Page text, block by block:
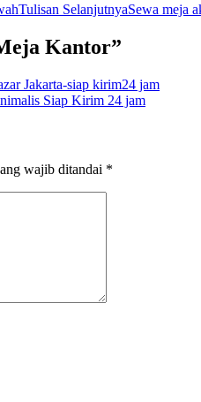
Tulisan SelanjutnyaSewa meja
Kantor”
Jakarta-siap kirim24 jam
Siap Kirim 24 jam
wajib ditandai *